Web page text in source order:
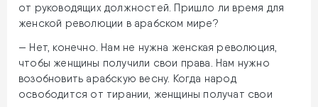
от руководящих должностей. Пришло ли время для
женской революции в арабском мире?
— Нет, конечно. Нам не нужна женская революция,
чтобы женщины получили свои права. Нам нужно
возобновить арабскую весну. Когда народ
освободится от тирании, женщины получат свои